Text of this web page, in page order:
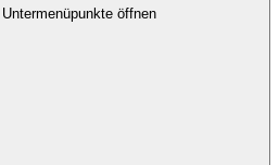
Untermenüpunkte öffnen